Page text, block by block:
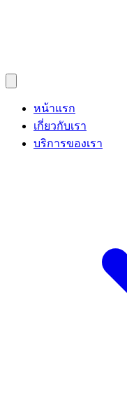
หน้าแรก
เกี่ยวกับเรา
บริการของเรา